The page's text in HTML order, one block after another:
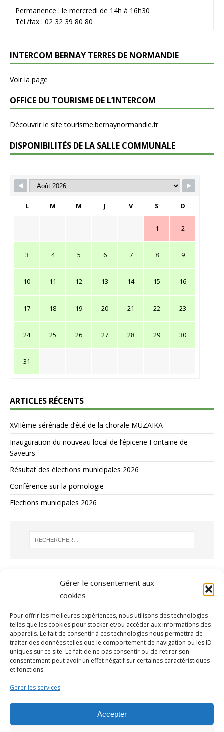
Gérer le consentement aux
cookies
Pour offrir les meilleures expériences, nous utilisons des technologies
telles que les cookies pour stocker et/ou accéder aux informations des
appareils. Le fait de consentir à ces technologies nous permettra de
traiter des données telles que le comportement de navigation ou les ID
uniques sur ce site. Le fait de ne pas consentir ou de retirer son
consentement peut avoir un effet négatif sur certaines caractéristiques
et fonctions.
Gérer les services
Accepter
Permanence : le mercredi de 14h à 16h30
Tél./fax : 02 32 39 80 80
INTERCOM BERNAY TERRES DE NORMANDIE
Voir la page
OFFICE DU TOURISME DE L’INTERCOM
Découvrir le site tourisme.bernaynormandie.fr
DISPONIBILITÉS DE LA SALLE COMMUNALE
L M M J V S D
1 2
3 4 5 6 7 8 9
10 11 12 13 14 15 16
17 18 19 20 21 22 23
24 25 26 27 28 29 30
31
ARTICLES RÉCENTS
XVIIème sérénade d’été de la chorale MUZAIKA
Inauguration du nouveau local de l’épicerie Fontaine de
Saveurs
Résultat des élections municipales 2026
Conférence sur la pomologie
Elections municipales 2026
ARCHIVES
Contacter la mairie par mailou par téléphone au 02 32 44 13